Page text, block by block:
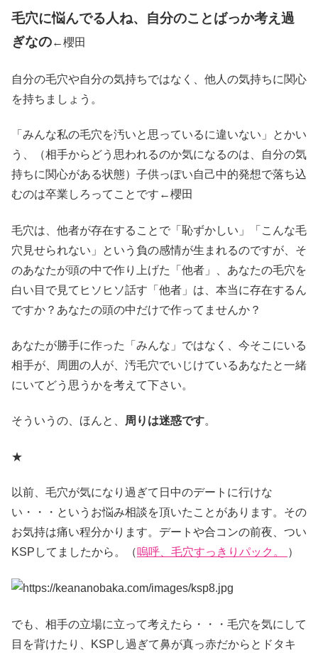
毛穴に悩んでる人ね、自分のことばっか考え過
ぎなの←櫻田
自分の毛穴や自分の気持ちではなく、他人の気持ちに関心
を持ちましょう。
「みんな私の毛穴を汚いと思っているに違いない」とかい
う、（相手からどう思われるのか気になるのは、自分の気
持ちに関心がある状態）子供っぽい自己中的発想で落ち込
むのは卒業しろってことです←櫻田
毛穴は、他者が存在することで「恥ずかしい」「こんな毛
穴見せられない」という負の感情が生まれるのですが、そ
のあなたが頭の中で作り上げた「他者」、あなたの毛穴を
白い目で見てヒソヒソ話す「他者」は、本当に存在するん
ですか？あなたの頭の中だけで作ってませんか？
あなたが勝手に作った「みんな」ではなく、今そこにいる
相手が、周囲の人が、汚毛穴でいじけているあなたと一緒
にいてどう思うかを考えて下さい。
そういうの、ほんと、 周りは迷惑です。
★
以前、毛穴が気になり過ぎて日中のデートに行けな
い・・・というお悩み相談を頂いたことがあります。その
お気持は痛い程分かります。デートや合コンの前夜、つい
KSPしてましたから。（嗚呼、毛穴すっきりパック。 ）
でも、相手の立場に立って考えたら・・・毛穴を気にして
目を背けたり、KSPし過ぎて鼻が真っ赤だからとドタキ